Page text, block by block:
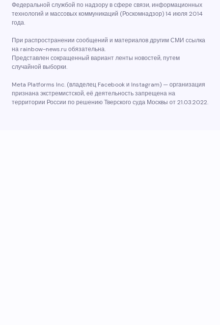
Федеральной службой по надзору в сфере связи, информационных
технологий и массовых коммуникаций (Роскомнадзор) 14 июля 2014
года.
При распространении сообщений и материалов другим СМИ ссылка
на rainbow-news.ru обязательна.
Представлен сокращенный вариант ленты новостей, путем
случайной выборки.
Meta Platforms Inc. (владелец Facebook и Instagram) — организация
признана экстремистской, её деятельность запрещена на
территории России по решению Тверского суда Москвы от 21.03.2022.